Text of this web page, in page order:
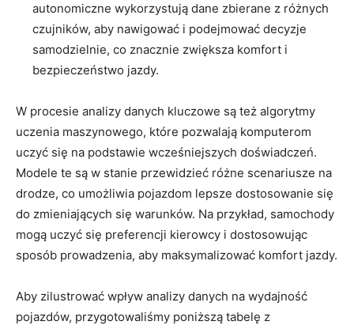
autonomiczne ⁢wykorzystują⁢ dane ⁢zbierane z​ różnych⁤
czujników, ⁣aby ‌nawigować i podejmować decyzje
samodzielnie,⁢ co znacznie ⁣zwiększa ‍komfort i
bezpieczeństwo jazdy.
W procesie analizy danych ‌kluczowe są ⁢też algorytmy
uczenia maszynowego,⁢ które pozwalają komputerom
uczyć się na ‌podstawie wcześniejszych doświadczeń.
Modele ⁢te są w stanie ‍przewidzieć ⁤różne scenariusze na ​
drodze,⁢ co umożliwia pojazdom lepsze dostosowanie się
do zmieniających​ się warunków. Na​ przykład, samochody‍
mogą uczyć się preferencji kierowcy i dostosowując
sposób prowadzenia, aby maksymalizować komfort jazdy.
Aby zilustrować wpływ analizy danych na wydajność
pojazdów, przygotowaliśmy poniższą tabelę z